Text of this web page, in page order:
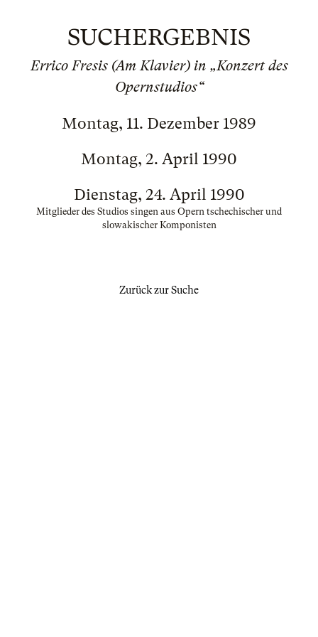
SUCHERGEBNIS
Errico Fresis (Am Klavier) in „Konzert des
Opernstudios“
Montag, 11. Dezember 1989
Montag, 2. April 1990
Dienstag, 24. April 1990
Mitglieder des Studios singen aus Opern tschechischer und
slowakischer Komponisten
Zurück zur Suche